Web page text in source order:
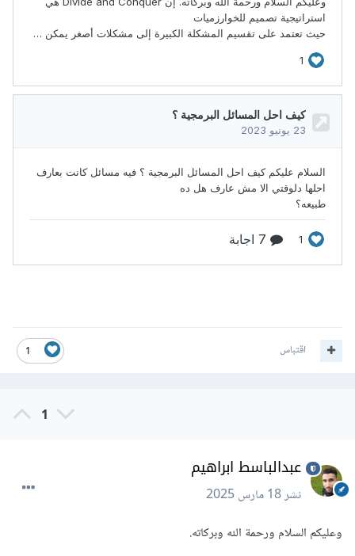
1 اقتباس
1
عبدالباسط ابراهيم
نشر18 مارس 2025
وعليكم السلام ورحمة الله وبركاته.